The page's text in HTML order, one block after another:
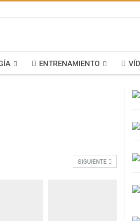
ENTRENAMIENTO
SIGUIENTE